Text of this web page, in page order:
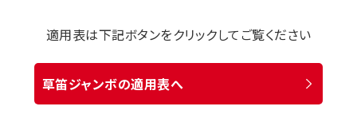
適用表は下記ボタンをクリックしてご覧ください
草笛ジャンボの適用表へ